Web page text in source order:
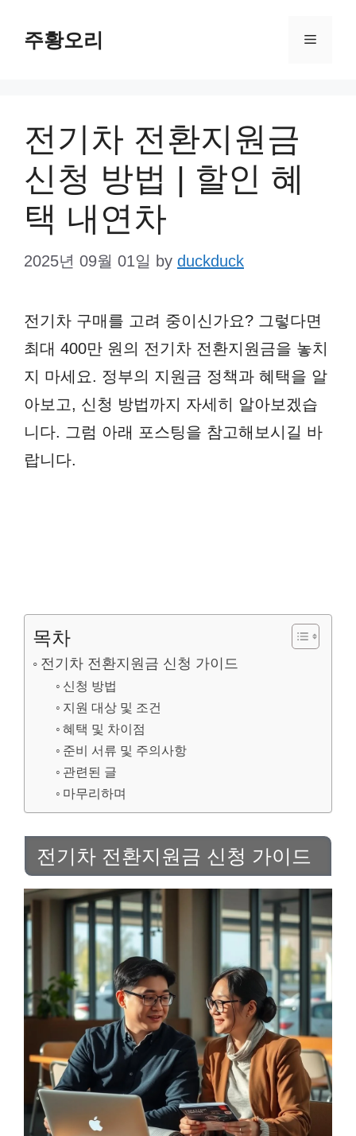
주황오리 Menu
전기차 전환지원금
신청 방법 | 할인 혜
택 내연차
2025년 09월 01일 by duckduck
전기차 구매를 고려 중이신가요? 그렇다면
최대 400만 원의 전기차 전환지원금을 놓치
지 마세요. 정부의 지원금 정책과 혜택을 알
아보고, 신청 방법까지 자세히 알아보겠습
니다. 그럼 아래 포스팅을 참고해보시길 바
랍니다.
목차
전기차 전환지원금 신청 가이드
신청 방법
지원 대상 및 조건
혜택 및 차이점
준비 서류 및 주의사항
관련된 글
마무리하며
전기차 전환지원금 신청 가이드